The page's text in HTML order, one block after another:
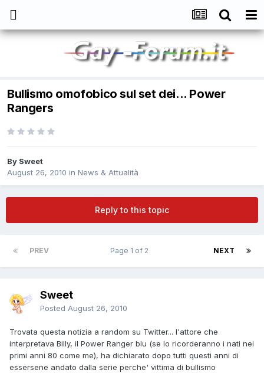
Bullismo omofobico sul set dei... Power
Rangers
By Sweet
August 26, 2010 in News & Attualità
Reply to this topic
PREV NEXT
Page 1 of 2
Sweet
Posted August 26, 2010
Trovata questa notizia a random su Twitter... l'attore che
interpretava Billy, il Power Ranger blu (se lo ricorderanno i nati nei
primi anni 80 come me), ha dichiarato dopo tutti questi anni di
essersene andato dalla serie perche' vittima di bullismo